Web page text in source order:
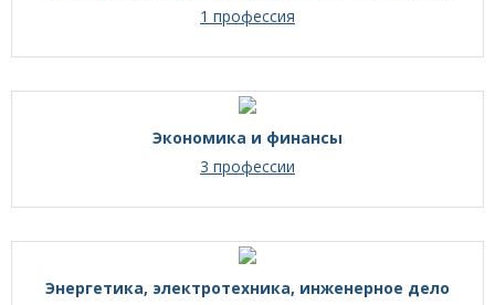
1 профессия
Экономика и финансы
3 профессии
Энергетика, электротехника, инженерное дело